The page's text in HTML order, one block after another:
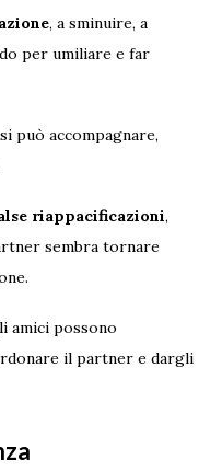
, a sminuire, a
per umiliare e far
può accompagnare,
riappacificazioni,
sembra tornare
amici possono
il partner e dargli